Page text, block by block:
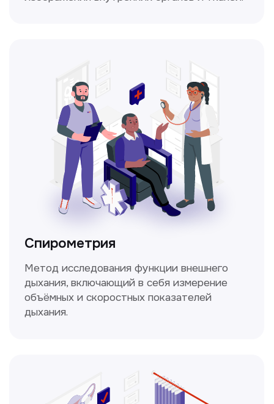
Прайс-лист
Не нашли нужную
Заполните форму, и мы всё
уточним!